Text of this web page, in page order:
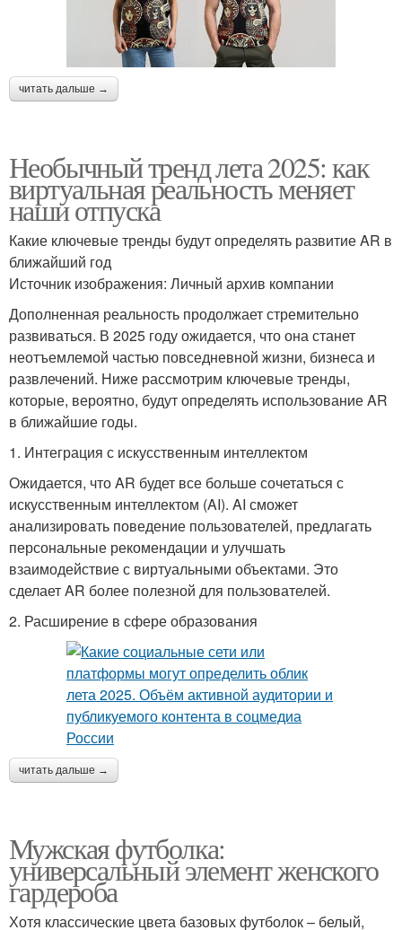
читать дальше →
Необычный тренд лета 2025: как
виртуальная реальность меняет
наши отпуска
Какие ключевые тренды будут определять развитие AR в
ближайший год
Источник изображения: Личный архив компании
Дополненная реальность продолжает стремительно
развиваться. В 2025 году ожидается, что она станет
неотъемлемой частью повседневной жизни, бизнеса и
развлечений. Ниже рассмотрим ключевые тренды,
которые, вероятно, будут определять использование AR
в ближайшие годы.
1. Интеграция с искусственным интеллектом
Ожидается, что AR будет все больше сочетаться с
искусственным интеллектом (AI). AI сможет
анализировать поведение пользователей, предлагать
персональные рекомендации и улучшать
взаимодействие с виртуальными объектами. Это
сделает AR более полезной для пользователей.
2. Расширение в сфере образования
читать дальше →
Мужская футболка:
универсальный элемент женского
гардероба
Хотя классические цвета базовых футболок – белый,